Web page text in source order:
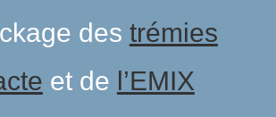
des trémies
et de l’EMIX